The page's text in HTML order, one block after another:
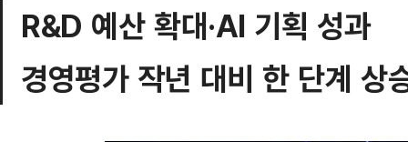
R&D 예산 확대·AI 기획 성과
경영평가 작년 대비 한 단계 상